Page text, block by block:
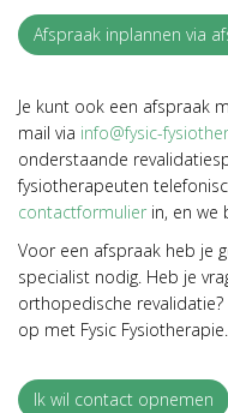
Afspraak inplannen via
Je kunt ook een afspraak
mail via info@fysic-
onderstaande
fysiotherapeuten
contactformulier in, en we
Voor een afspraak heb je
specialist nodig. Heb je
orthopedische
op met Fysic Fysiotherapie.
Ik wil contact opnemen